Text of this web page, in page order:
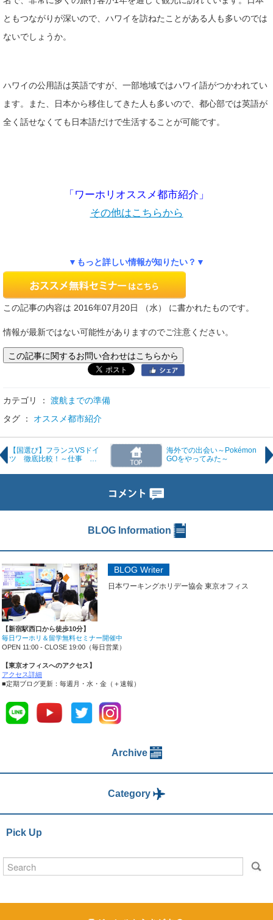
ともつながりが深いので、ハワイを訪ねたことがある人も多いのでは
ないでしょうか。
ハワイの公用語は英語ですが、一部地域ではハワイ語がつかわれてい
ます。また、日本から移住してきた人も多いので、都心部では英語が
全く話せなくても日本語だけで生活することが可能です。
「ワーホリオススメ都市紹介」
その他はこちらから
▼もっと詳しい情報が知りたい？▼
この記事の内容は 2016年07月20日 （水） に書かれたものです。
情報が最新ではない可能性がありますのでご注意ください。
この記事に関するお問い合わせはこちらから
カテゴリ ： 渡航までの準備
タグ ： オススメ都市紹介
【国選び】フランスVSドイ
ツ 徹底比較！～仕事
海外での出会い～Pokémon
GOをやってみた～
BLOG Information
BLOG Writer
日本ワーキングホリデー協会 東京オフィス
【新宿駅西口から徒歩10分】
毎日ワーホリ＆留学無料セミナー開催中
OPEN 11:00 - CLOSE 19:00（毎日営業）
【東京オフィスへのアクセス】
アクセス詳細
■定期ブログ更新：毎週月・水・金（＋速報）
Archive
Category
Pick Up